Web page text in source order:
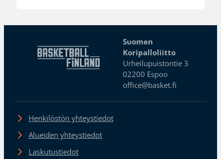
Suomen
Koripalloliitto
Urheilupuistontie 3
02200 Espoo
office@basket.fi
Henkilöstön yhteystiedot
Alueiden yhteystiedot
Laskutustiedot